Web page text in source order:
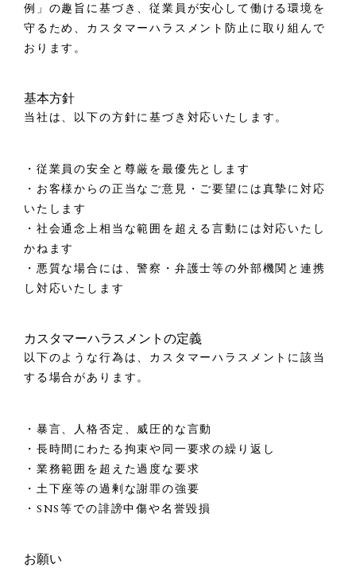
例」の趣旨に基づき、従業員が安心して働ける環境を
守るため、カスタマーハラスメント防止に取り組んで
おります。
基本方針
当社は、以下の方針に基づき対応いたします。
・従業員の安全と尊厳を最優先とします
・お客様からの正当なご意見・ご要望には真摯に対応
いたします
・社会通念上相当な範囲を超える言動には対応いたし
かねます
・悪質な場合には、警察・弁護士等の外部機関と連携
し対応いたします
カスタマーハラスメントの定義
以下のような行為は、カスタマーハラスメントに該当
する場合があります。
・暴言、人格否定、威圧的な言動
・長時間にわたる拘束や同一要求の繰り返し
・業務範囲を超えた過度な要求
・土下座等の過剰な謝罪の強要
・SNS等での誹謗中傷や名誉毀損
お願い